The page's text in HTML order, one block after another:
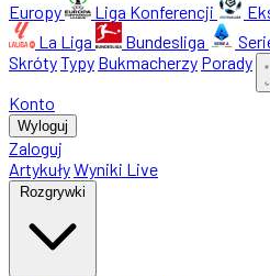
Europy
Liga Konferencji
La Liga
Bundesliga
SkrótyTypy Bukmacherzy Porady
Konto
Wyloguj
Zaloguj
ArtykułyWyniki Live
Rozgrywki